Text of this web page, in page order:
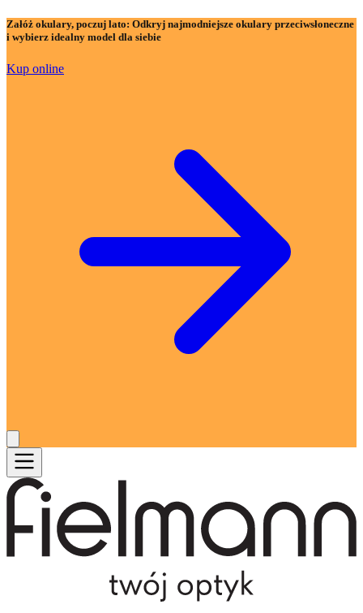
Załóż okulary, poczuj lato: Odkryj najmodniejsze okulary przeciwsłoneczne
i wybierz idealny model dla siebie
Kup online